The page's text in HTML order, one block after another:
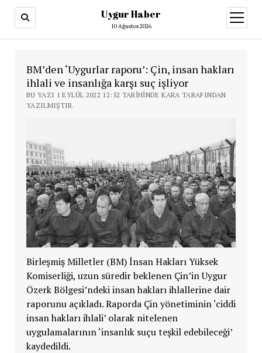
Uygur Haber
10 Ağustos 2026
aç
BM’den ‘Uygurlar raporu’: Çin, insan hakları
ihlali ve insanlığa karşı suç işliyor
BU YAZI 1 EYLÜL 2022 12:52 TARIHINDE KARA TARAFINDAN
YAZILMIŞTIR.
Birleşmiş Milletler (BM) İnsan Hakları Yüksek
Komiserliği, uzun süredir beklenen Çin’in Uygur
Özerk Bölgesi’ndeki insan hakları ihlallerine dair
raporunu açıkladı. Raporda Çin yönetiminin ‘ciddi
insan hakları ihlali’ olarak nitelenen
uygulamalarının ‘insanlık suçu teşkil edebileceği’
kaydedildi.